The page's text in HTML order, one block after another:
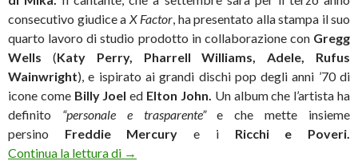
consecutivo giudice a X Factor , ha presentato alla stampa il suo
quarto lavoro di studio prodotto in collaborazione conGregg
Wells (Katy Perry, Pharrell Williams, Adele, Rufus
Wainwright), e ispirato ai grandi dischi pop degli anni ’70 di
icone come Billy Joeled Elton John. Un album che l’artista ha
definito “personale e trasparente”e che mette insieme
persino Freddie Mercurye i Ricchi e Poveri.
Continua la lettura di
Mika: «Il paradiso? Io sto bene dove sto»
→